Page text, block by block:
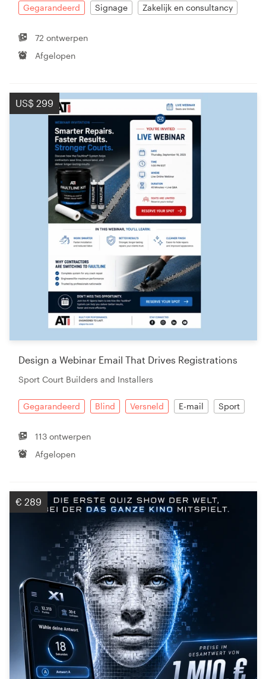
Gegarandeerd Signage Zakelijk en consultancy
72 ontwerpen
Afgelopen
US$ 299
Design a Webinar Email That Drives Registrations
Sport Court Builders and Installers
Gegarandeerd Blind Versneld E-mail Sport
113 ontwerpen
Afgelopen
€ 289